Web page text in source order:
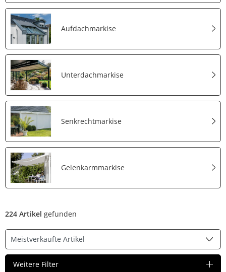
Aufdachmarkise
Unterdachmarkise
Senkrechtmarkise
Gelenkarmmarkise
224 Artikel gefunden
Weitere Filter